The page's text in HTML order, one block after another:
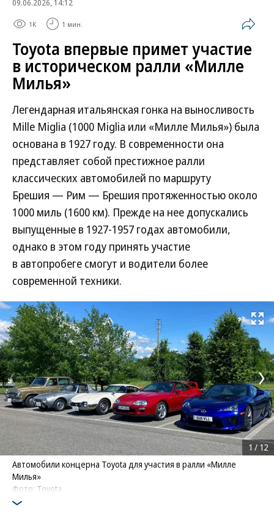
09.06.2026, 14:12
1K 1 мин.
Toyota впервые примет участие
в историческом ралли «Милле
Милья»
Легендарная итальянская гонка на выносливость
Mille Miglia (1000 Miglia или «Милле Милья») была
основана в 1927 году. В современности она
представляет собой престижное ралли
классических автомобилей по маршруту
Брешия — Рим — Брешия протяженностью около
1000 миль (1600 км). Прежде на нее допускались
выпущенные в 1927-1957 годах автомобили,
однако в этом году принять участие
в автопробеге смогут и водители более
современной техники.
Развернуть
Автомобили концерна Toyota для участия в ралли «Милле
Милья»
Фото: Toyota
1 /12